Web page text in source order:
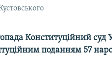
Конституційний суд
поданням 57